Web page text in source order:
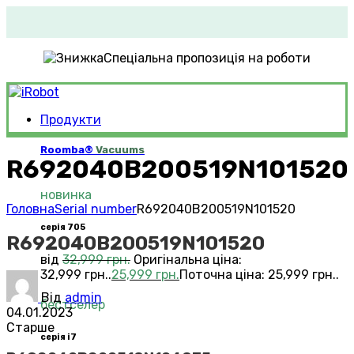
Спеціальна пропозиція на роботи
Продукти
Roomba® Vacuums
новинка
серія 705
від 32,999грн. Оригінальна ціна:
32,999 грн..25,999 грн.Поточна ціна: 25,999 грн..
бестселер
серія i7
R692040B200519N101520
ГоловнаSerial numberR692040B200519N101520
R692040B200519N101520
Від admin
04.01.2023
Старше